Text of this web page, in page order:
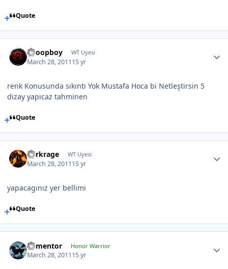
Quote
Snoopboy WT Uyesi
March 28, 201115 yr
renk Konusunda sıkıntı Yok Mustafa Hoca bi Netleştirsin 5
dizay yapıcaz tahminen
Quote
darkrage WT Uyesi
March 28, 201115 yr
yapacagınız yer bellimi
Quote
dementor Honor Warrior
March 28, 201115 yr